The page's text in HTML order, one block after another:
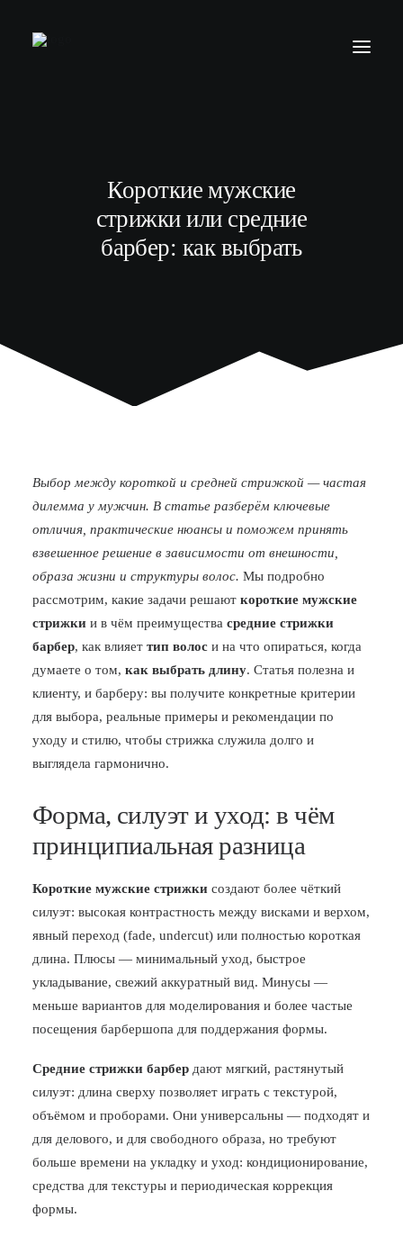
МОДЕЛЯМ
ВЫПУСКНИКИ
Короткие мужские
стрижки или средние
барбер: как выбрать
Выбор между короткой и средней стрижкой — частая
дилемма у мужчин. В статье разберём ключевые
отличия, практические нюансы и поможем принять
взвешенное решение в зависимости от внешности,
образа жизни и структуры волос. Мы подробно
рассмотрим, какие задачи решают короткие мужские
стрижки и в чём преимущества средние стрижки
барбер, как влияет тип волос и на что опираться, когда
думаете о том, как выбрать длину. Статья полезна и
клиенту, и барберу: вы получите конкретные критерии
для выбора, реальные примеры и рекомендации по
уходу и стилю, чтобы стрижка служила долго и
выглядела гармонично.
Форма, силуэт и уход: в чём
принципиальная разница
Короткие мужские стрижки создают более чёткий
силуэт: высокая контрастность между висками и верхом,
явный переход (fade, undercut) или полностью короткая
длина. Плюсы — минимальный уход, быстрое
укладывание, свежий аккуратный вид. Минусы —
меньше вариантов для моделирования и более частые
посещения барбершопа для поддержания формы.
Средние стрижки барбер дают мягкий, растянутый
силуэт: длина сверху позволяет играть с текстурой,
объёмом и проборами. Они универсальны — подходят и
для делового, и для свободного образа, но требуют
больше времени на укладку и уход: кондиционирование,
средства для текстуры и периодическая коррекция
формы.